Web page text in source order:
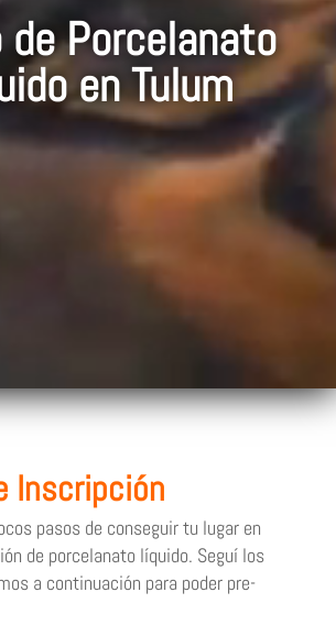
de Porcelanato
en Tulum
Inscripción
pasos de conseguir tu lugar en
de porcelanato líquido. Seguí los
a continuación para poder pre-